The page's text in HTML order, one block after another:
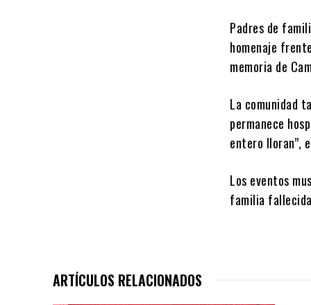
Padres de
homenaje
memoria de
La comunidad
permanece
entero lloran”,
Los eventos
familia
ARTÍCULOS RELACIONADOS